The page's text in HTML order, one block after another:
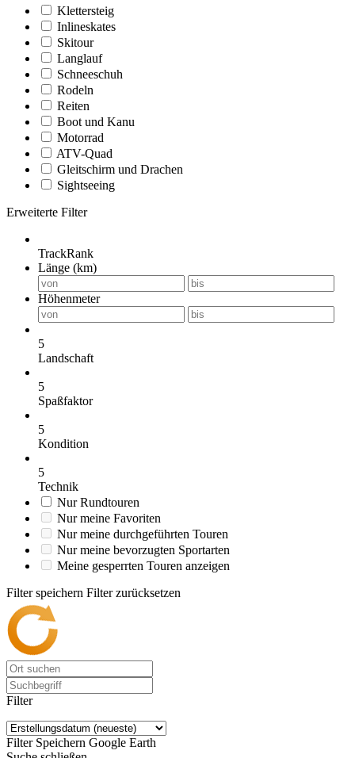
Klettersteig
Inlineskates
Skitour
Langlauf
Schneeschuh
Rodeln
Reiten
Boot und Kanu
Motorrad
ATV-Quad
Gleitschirm und Drachen
Sightseeing
Erweiterte Filter
TrackRank
Länge (km)
Höhenmeter
5
Landschaft
5
Spaßfaktor
5
Kondition
5
Technik
Nur Rundtouren
Nur meine Favoriten
Nur meine durchgeführten Touren
Nur meine bevorzugten Sportarten
Meine gesperrten Touren anzeigen
Filter speichern Filter zurücksetzen
Filter
Filter Speichern Google Earth